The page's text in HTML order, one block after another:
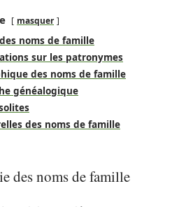
masquer
noms de famille
sur les patronymes
des noms de famille
généalogique
des noms de famille
des noms de famille